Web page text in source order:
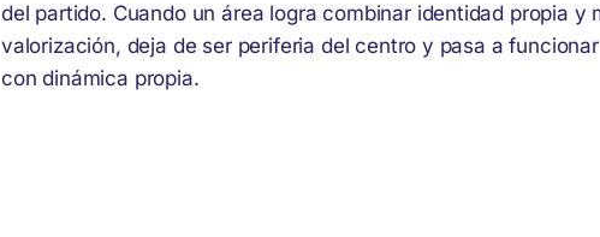
del partido. Cuando un área logra combinar identidad propia y
valorización, deja de ser periferia del centro y pasa a
con dinámica propia.